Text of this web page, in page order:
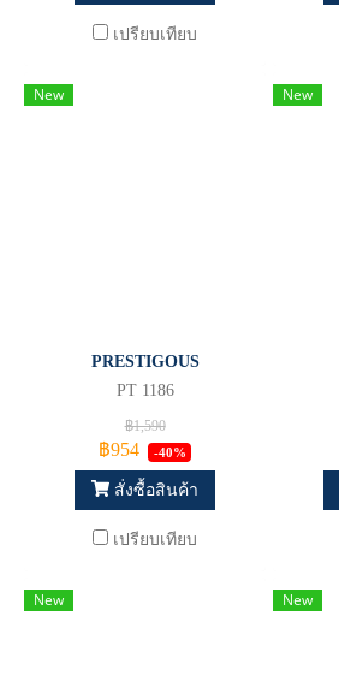
เปรียบเทียบ
New
PRESTIGOUS
PT 1186
฿1,590
฿954 -40%
สั่งซื้อสินค้า
เปรียบเทียบ
New
New New